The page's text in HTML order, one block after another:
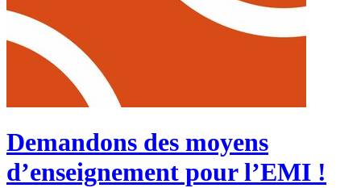
Demandons des moyens
d’enseignement pour l’EMI !